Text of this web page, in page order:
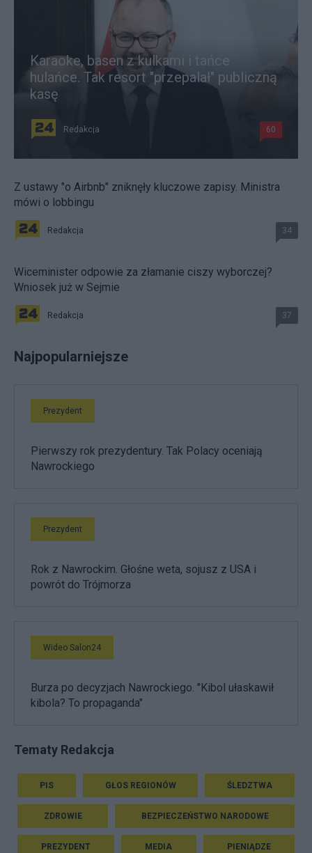
Karaoke, basen z kulkami i tańce
hulańce. Tak resort "przepalał" publiczną
kasę
Redakcja 60
Z ustawy "o Airbnb" zniknęły kluczowe zapisy. Ministra
mówi o lobbingu
Redakcja 34
Wiceminister odpowie za złamanie ciszy wyborczej?
Wniosek już w Sejmie
Redakcja 37
Najpopularniejsze
Prezydent
Pierwszy rok prezydentury. Tak Polacy oceniają
Nawrockiego
Prezydent
Rok z Nawrockim. Głośne weta, sojusz z USA i
powrót do Trójmorza
Wideo Salon24
Burza po decyzjach Nawrockiego. "Kibol ułaskawił
kibola? To propaganda"
Tematy Redakcja
PIS GŁOS REGIONÓW ŚLEDZTWA
ZDROWIE BEZPIECZEŃSTWO NARODOWE
PREZYDENT MEDIA PIENIĄDZE